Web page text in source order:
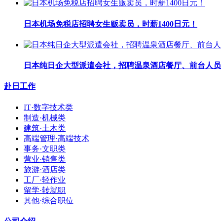
日本机场免税店招聘女生贩卖员，时薪1400日元！
日本纯日企大型派遣会社，招聘温泉酒店餐厅、前台人
赴日工作
IT·数字技术类
制造·机械类
建筑·土木类
高端管理·高端技术
事务·文职类
营业·销售类
旅游·酒店类
工厂·轻作业
留学·转就职
其他·综合职位